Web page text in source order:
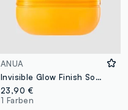
ANUA
Invisible Glow Finish Sonnenstick 18 g | Anua K-Pop Demon Hunters
23,90 €
1 Farben